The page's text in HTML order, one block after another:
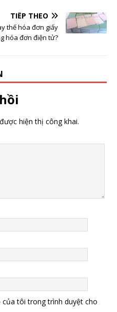
TIẾP THEO
thế hóa đơn giấy
hóa đơn điện tử?
hiện thị công khai.
tôi trong trình duyệt cho